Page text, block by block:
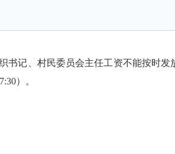
记、村民委员会主任工资不能按时发
）。